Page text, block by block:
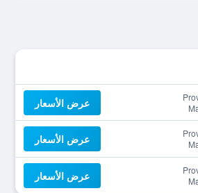
عرض الأسعار
عرض الأسعار
عرض الأسعار